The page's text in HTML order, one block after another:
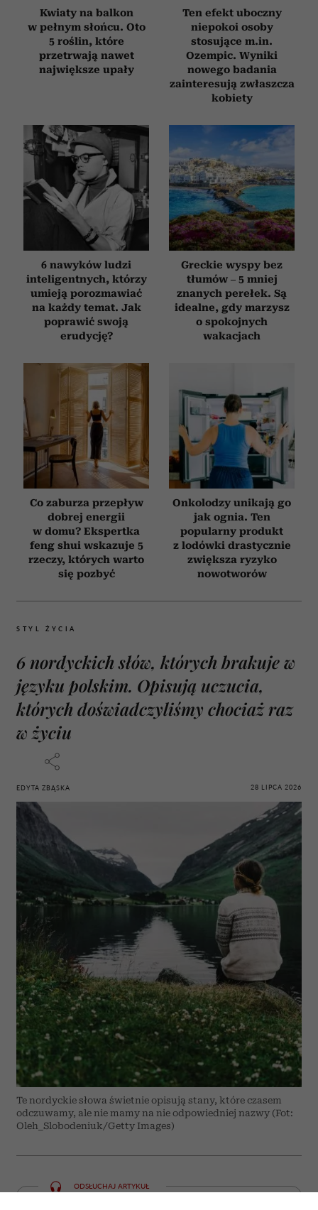
Kwiaty na balkon
w pełnym słońcu. Oto
5 roślin, które
przetrwają nawet
największe upały
Ten efekt uboczny
niepokoi osoby
stosujące m.in.
Ozempic. Wyniki
nowego badania
zainteresują zwłaszcza
kobiety
6 nawyków ludzi
inteligentnych, którzy
umieją porozmawiać
na każdy temat. Jak
poprawić swoją
erudycję?
Greckie wyspy bez
tłumów – 5 mniej
znanych perełek. Są
idealne, gdy marzysz
o spokojnych
wakacjach
Co zaburza przepływ
dobrej energii
w domu? Ekspertka
feng shui wskazuje 5
rzeczy, których warto
się pozbyć
Onkolodzy unikają go
jak ognia. Ten
popularny produkt
z lodówki drastycznie
zwiększa ryzyko
nowotworów
STYL ŻYCIA
6 nordyckich słów, których brakuje w
języku polskim. Opisują uczucia,
których doświadczyliśmy chociaż raz
w życiu
EDYTA ZBĄSKA 28 LIPCA 2026
Te nordyckie słowa świetnie opisują stany, które czasem
odczuwamy, ale nie mamy na nie odpowiedniej nazwy (Fot:
Oleh_Slobodeniuk/Getty Images)
ODSŁUCHAJ ARTYKUŁ